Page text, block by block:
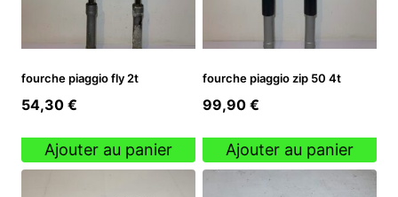
fourche piaggio fly 2t
54,30 €
Ajouter au panier
fourche piaggio zip 50 4t
99,90 €
Ajouter au panier